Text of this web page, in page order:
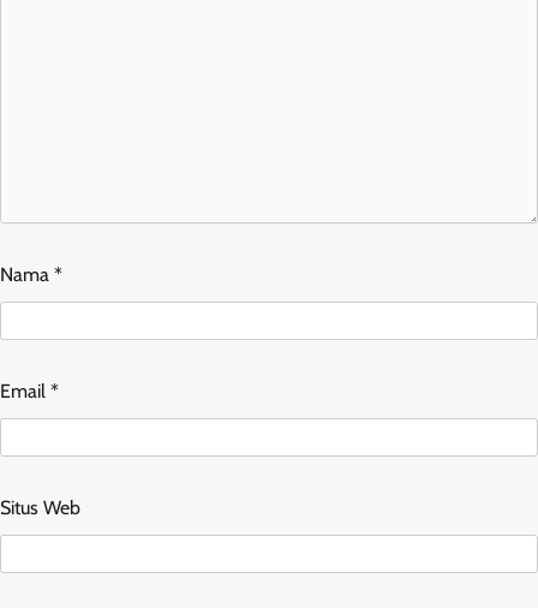
Nama *
Email *
Situs Web